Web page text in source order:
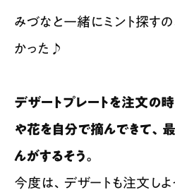
みづなと一緒にミント探す
かった♪
デザートプレートを注文の
や花を自分で摘んできて、
んがするそう。
今度は、デザートも注文しよ